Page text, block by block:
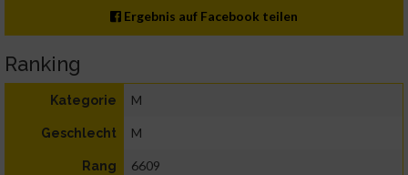
Ergebnis auf Facebook teilen
Ranking
Kategorie M
Geschlecht M
Rang 6609